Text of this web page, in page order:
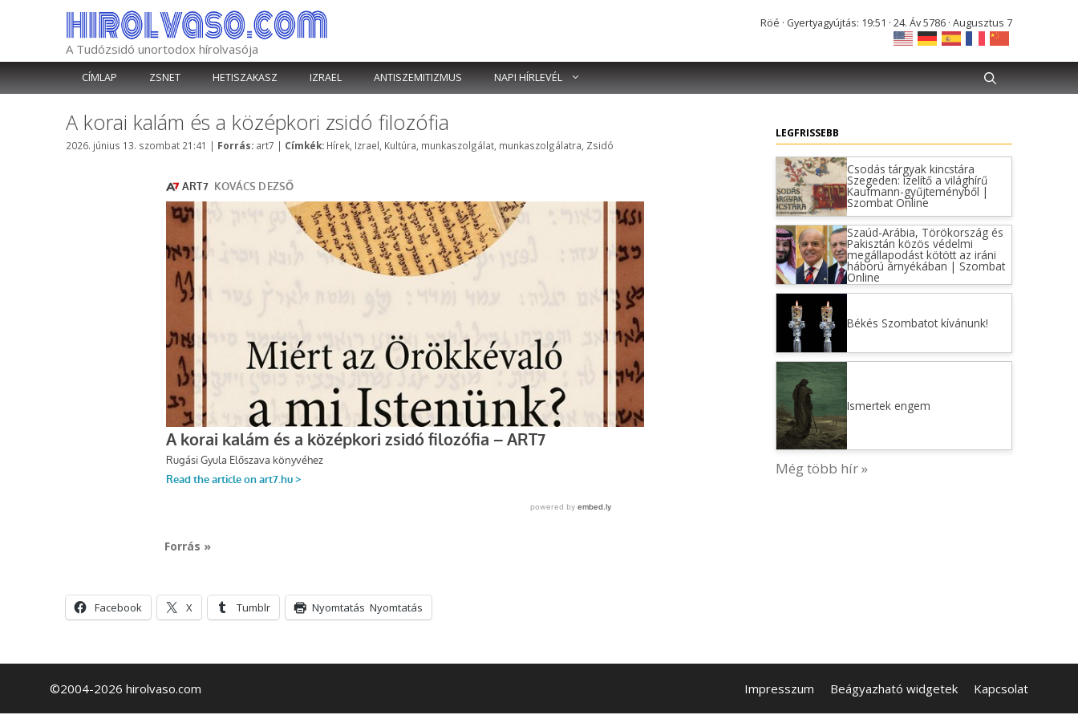
A Tudózsidó unortodox hírolvasója
Röé · Gyertyagyújtás: 19:51 · 24. Áv 5786 · Augusztus 7
CÍMLAP ZSNET HETISZAKASZ IZRAEL ANTISZEMITIZMUS NAPI HÍRLEVÉL
A korai kalám és a középkori zsidó filozófia
2026. június 13. szombat 21:41 | Forrás: Kategória
art7 | Címkék: Címkék
Hírek Izrael Kultúra munkaszolgálat munkaszolgálatra Zsidó
Forrás »
Facebook X Tumblr Nyomtatás Nyomtatás
LEGFRISSEBB
Csodás tárgyak kincstára
Szegeden: ízelítő a világhírű
Kaufmann-gyűjteményből |
Szombat Online
Szaúd-Arábia, Törökország és
Pakisztán közös védelmi
megállapodást kötött az iráni
háború árnyékában | Szombat
Online
Békés Szombatot kívánunk!
Ismertek engem
Még több hír »
Impresszum Beágyazható widgetek Kapcsolat
©2004-2026 hirolvaso.com